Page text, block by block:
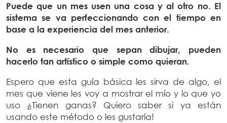
Puede que un mes usen una cosa y al otro no. El
sistema se va perfeccionando con el tiempo en
base a la experiencia del mes anterior.
No es necesario que sepan dibujar, pueden
hacerlo tan artístico o simple como quieran.
Espero que esta guía básica les sirva de algo, el
mes que viene les voy a mostrar el mío y lo que yo
uso ¿Tienen ganas? Quiero saber si ya están
usando este método o les gustaría!